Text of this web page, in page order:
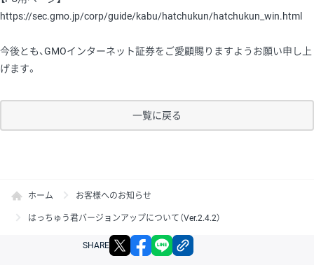
https://sec.gmo.jp/corp/guide/kabu/hatchukun/hatchukun_win.html
今後とも、GMOインターネット証券をご愛顧賜りますようお願い申し上
げます。
一覧に戻る
ホーム お客様へのお知らせ
はっちゅう君バージョンアップについて（Ver.2.4.2）
SHARE X facebook